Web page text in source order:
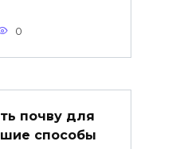
0
почву для
способы